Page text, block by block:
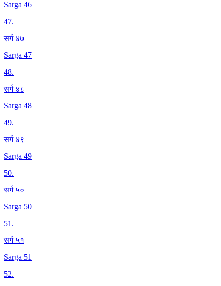
Sarga 46
47.
सर्ग ४७
Sarga 47
48.
सर्ग ४८
Sarga 48
49.
सर्ग ४९
Sarga 49
50.
सर्ग ५०
Sarga 50
51.
सर्ग ५१
Sarga 51
52.